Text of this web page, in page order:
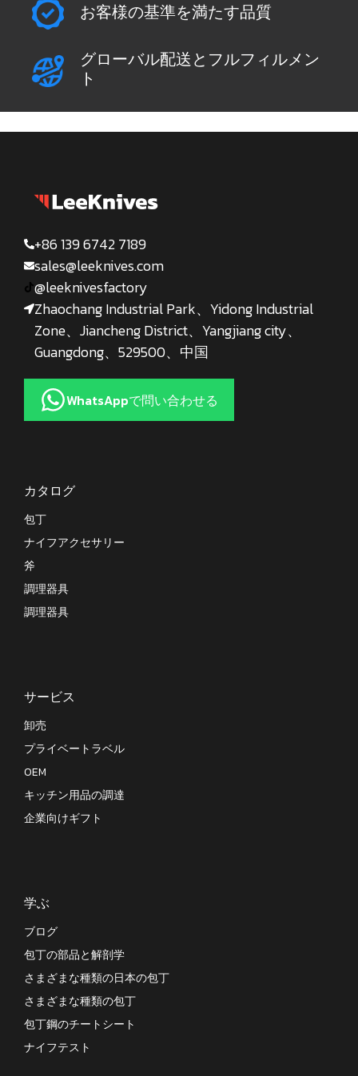
お客様の基準を満たす品質
グローバル配送とフルフィルメン
ト
+86 139 6742 7189
sales@leeknives.com
@leeknivesfactory
Zhaochang Industrial Park、Yidong Industrial
Zone、Jiancheng District、Yangjiang city、
Guangdong、529500、中国
WhatsAppで問い合わせる
カタログ
包丁
ナイフアクセサリー
斧
調理器具
調理器具
サービス
卸売
プライベートラベル
OEM
キッチン用品の調達
企業向けギフト
学ぶ
ブログ
包丁の部品と解剖学
さまざまな種類の日本の包丁
さまざまな種類の包丁
包丁鋼のチートシート
ナイフテスト